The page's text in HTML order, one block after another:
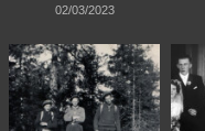
02/03/2023